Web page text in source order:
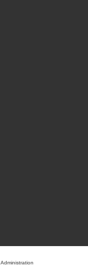
Administration